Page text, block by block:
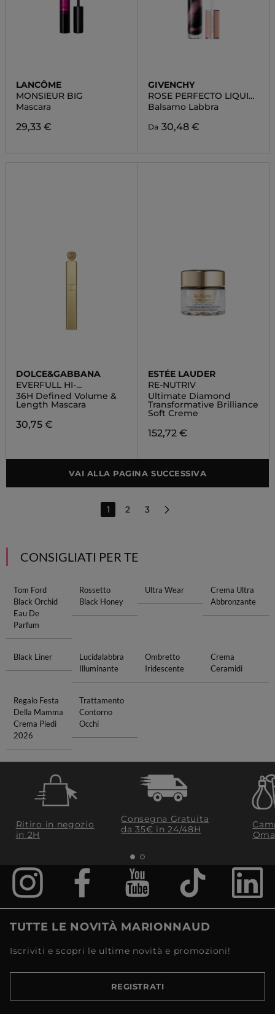
LANCÔME
MONSIEUR BIG
Mascara
29,33 €
GIVENCHY
ROSE PERFECTO LIQUID
LIP BALM
Balsamo Labbra
Da 30,48 €
DOLCE&GABBANA
EVERFULL HI-
DEFINITION MASCARA
36H Defined Volume &
Length Mascara
30,75 €
ESTÉE LAUDER
RE-NUTRIV
Ultimate Diamond
Transformative Brilliance
Soft Creme
152,72 €
VAI ALLA PAGINA SUCCESSIVA
1 2 3
CONSIGLIATI PER TE
Tom Ford
Black Orchid
Eau De
Parfum
Rossetto
Black Honey
Ultra Wear
Crema Ultra
Abbronzante
Black Liner
Lucidalabbra
Illuminante
Ombretto
Iridescente
Crema
Ceramidi
Regalo Festa
Della Mamma
Crema Piedi
2026
Trattamento
Contorno
Occhi
Ritiro in negozio
in 2H
Consegna Gratuita
da 35€​ in 24/48H
TUTTE LE NOVITÀ MARIONNAUD
Iscriviti e scopri le ultime novità e promozioni!
REGISTRATI